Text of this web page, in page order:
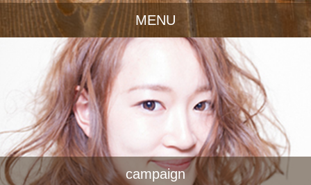
MENU
campaign